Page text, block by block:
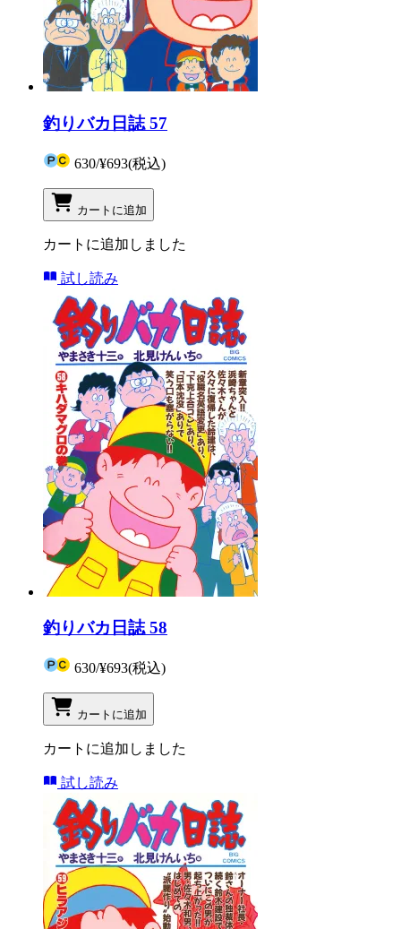
釣りバカ日誌 57
630/¥693(税込)
カートに追加
カートに追加しました
試し読み
釣りバカ日誌 58
630/¥693(税込)
カートに追加
カートに追加しました
試し読み